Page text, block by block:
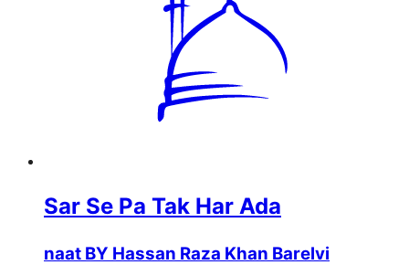
Sar Se Pa Tak Har Ada
naat BY Hassan Raza Khan Barelvi